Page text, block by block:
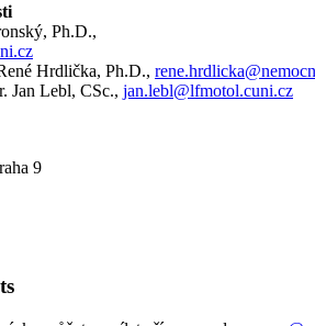
Ph.D.,
Hrdlička, Ph.D.,
Jan Lebl, CSc., jan.lebl@lfmotol.cuni.cz
9